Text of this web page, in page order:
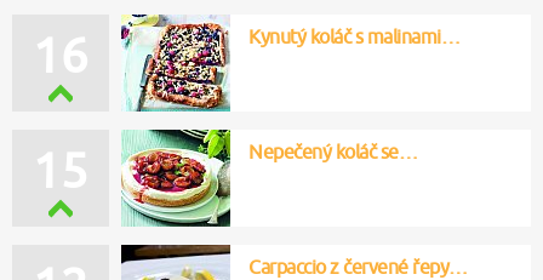
15 Nepečený koláč se…
16 Kynutý koláč s malinami…
Carpaccio z červené řepy…